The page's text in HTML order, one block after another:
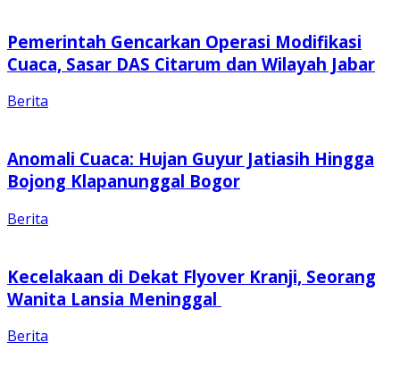
Pemerintah Gencarkan Operasi Modifikasi
Cuaca, Sasar DAS Citarum dan Wilayah Jabar
Berita
Anomali Cuaca: Hujan Guyur Jatiasih Hingga
Bojong Klapanunggal Bogor
Berita
Kecelakaan di Dekat Flyover Kranji, Seorang
Wanita Lansia Meninggal
Berita